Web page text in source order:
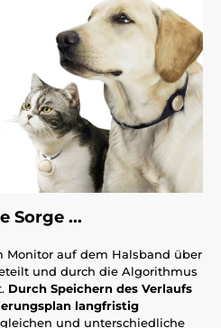
Sorge ...
Monitor auf dem Halsband über
und durch die Algorithmus
Durch Speichern des Verlaufs
langfristig
und unterschiedliche